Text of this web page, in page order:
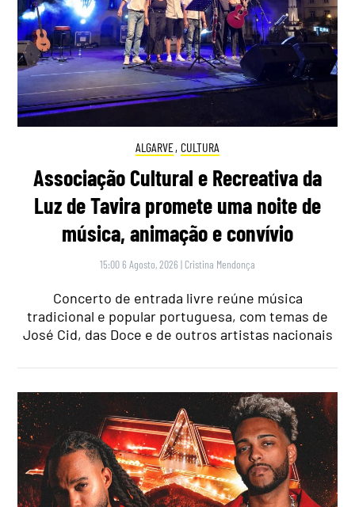
ALGARVE, CULTURA
Associação Cultural e Recreativa da
Luz de Tavira promete uma noite de
música, animação e convívio
15:00 6 Agosto, 2026 | Cristina Mendonça
Concerto de entrada livre reúne música
tradicional e popular portuguesa, com temas de
José Cid, das Doce e de outros artistas nacionais